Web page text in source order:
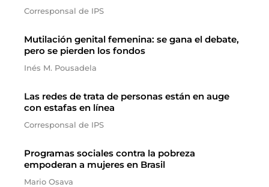
Corresponsal de IPS
Mutilación genital femenina: se gana el debate,
pero se pierden los fondos
Inés M. Pousadela
Las redes de trata de personas están en auge
con estafas en línea
Corresponsal de IPS
Programas sociales contra la pobreza
empoderan a mujeres en Brasil
Mario Osava